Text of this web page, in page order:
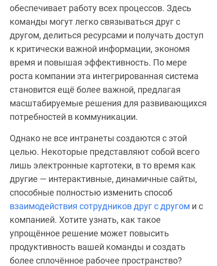
обеспечивает работу всех процессов. Здесь
команды могут легко связываться друг с
другом, делиться ресурсами и получать доступ
к критически важной информации, экономя
время и повышая эффективность. По мере
роста компании эта интегрированная система
становится ещё более важной, предлагая
масштабируемые решения для развивающихся
потребностей в коммуникации.
Однако не все интранеты создаются с этой
целью. Некоторые представляют собой всего
лишь электронные картотеки, в то время как
другие — интерактивные, динамичные сайты,
способные полностью изменить способ
взаимодействия сотрудников друг с другом и с
компанией. Хотите узнать, как такое
упрощённое решение может повысить
продуктивность вашей команды и создать
более сплочённое рабочее пространство?